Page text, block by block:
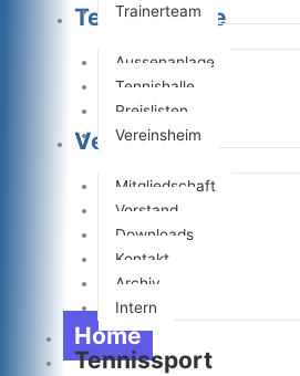
Trainerteam
Tennisanlage
Aussenanlage
Tennishalle
Preislisten
Vereinsheim
Verein
Mitgliedschaft
Vorstand
Downloads
Kontakt
Archiv
Intern
Home
Tennissport